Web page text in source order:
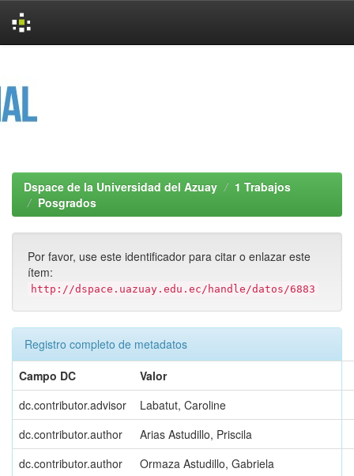
Dspace de la Universidad del Azuay
1 Trabajos
Posgrados
Por favor, use este identificador para citar o enlazar este
ítem:
http://dspace.uazuay.edu.ec/handle/datos/6883
Registro completo de metadatos
Campo DC
Valor
dc.contributor.advisor
Labatut, Caroline
dc.contributor.author
Arias Astudillo, Priscila
dc.contributor.author
Ormaza Astudillo, Gabriela